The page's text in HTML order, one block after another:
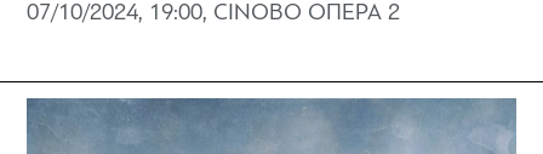
07/10/2024, 19:00, CINOBO ΟΠΕΡΑ 2